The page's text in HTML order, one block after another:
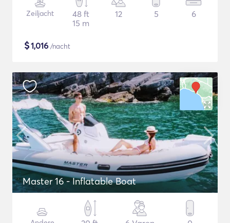
Zeiljacht
48 ft
15 m
12 5 6
$1,016 /nacht
Master 16 - Inflatable Boat